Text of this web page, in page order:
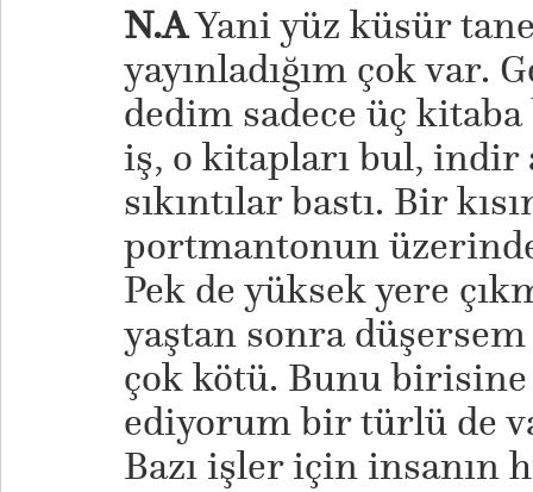
N.AYani yüz küsür
yayınladığım çok var.
dedim sadece üç
iş, o kitapları bul, indir
sıkıntılar bastı. Bir
portmantonun
Pek de yüksek yere
yaştan sonra
çok kötü. Bunu birisine
ediyorum bir türlü de
Bazı işler için insanın